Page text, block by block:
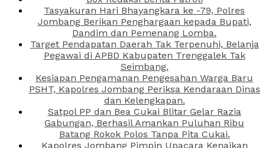
Tasyakuran Hari Bhayangkara ke -79, Polres
Jombang Berikan Penghargaan kepada Bupati,
Dandim dan Pemenang Lomba.
Target Pendapatan Daerah Tak Terpenuhi, Belanja
Pegawai di APBD Kabupaten Trenggalek Tak
Seimbang.
Kesiapan Pengamanan Pengesahan Warga Baru
PSHT, Kapolres Jombang Periksa Kendaraan Dinas
dan Kelengkapan.
Satpol PP dan Bea Cukai Blitar Gelar Razia
Gabungan, Berhasil Amankan Puluhan Ribu
Batang Rokok Polos Tanpa Pita Cukai.
Kapolres Jombang Pimpin Upacara Kenaikan